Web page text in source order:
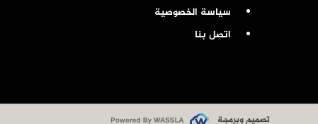
سياسة الخصوصية
اتصل بنا
تصميم وبرمجة